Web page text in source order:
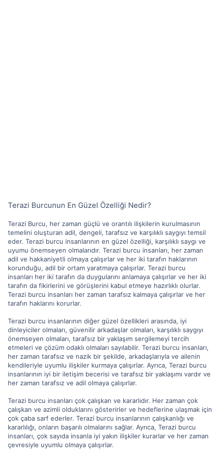
Terazi Burcunun En Güzel Özelliği Nedir?
Terazi Burcu, her zaman güçlü ve orantılı ilişkilerin kurulmasının
temelini oluşturan adil, dengeli, tarafsız ve karşılıklı saygıyı temsil
eder. Terazi burcu insanlarının en güzel özelliği, karşılıklı saygı ve
uyumu önemseyen olmalarıdır. Terazi burcu insanları, her zaman
adil ve hakkaniyetli olmaya çalışırlar ve her iki tarafın haklarının
korunduğu, adil bir ortam yaratmaya çalışırlar. Terazi burcu
insanları her iki tarafın da duygularını anlamaya çalışırlar ve her iki
tarafın da fikirlerini ve görüşlerini kabul etmeye hazırlıklı olurlar.
Terazi burcu insanları her zaman tarafsız kalmaya çalışırlar ve her
tarafın haklarını korurlar.
Terazi burcu insanlarının diğer güzel özellikleri arasında, iyi
dinleyiciler olmaları, güvenilir arkadaşlar olmaları, karşılıklı saygıyı
önemseyen olmaları, tarafsız bir yaklaşım sergilemeyi tercih
etmeleri ve çözüm odaklı olmaları sayılabilir. Terazi burcu insanları,
her zaman tarafsız ve nazik bir şekilde, arkadaşlarıyla ve ailenin
kendileriyle uyumlu ilişkiler kurmaya çalışırlar. Ayrıca, Terazi burcu
insanlarının iyi bir iletişim becerisi ve tarafsız bir yaklaşımı vardır ve
her zaman tarafsız ve adil olmaya çalışırlar.
Terazi burcu insanları çok çalışkan ve kararlıdır. Her zaman çok
çalışkan ve azimli olduklarını gösterirler ve hedeflerine ulaşmak için
çok çaba sarf ederler. Terazi burcu insanlarının çalışkanlığı ve
kararlılığı, onların başarılı olmalarını sağlar. Ayrıca, Terazi burcu
insanları, çok sayıda insanla iyi yakın ilişkiler kurarlar ve her zaman
çevresiyle uyumlu olmaya çalışırlar.